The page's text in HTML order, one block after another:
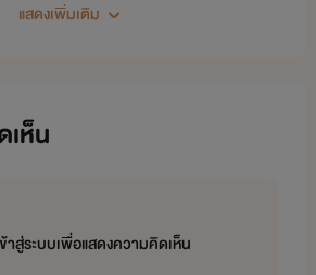
แต่เน้นเนื้อเรื่องและความสัมพันธ์ของตัวละครเป็นหลัก ต้อง
แสดงเพิ่มเติม
ห็น
าสู่ระบบเพื่อแสดงความคิดเห็น